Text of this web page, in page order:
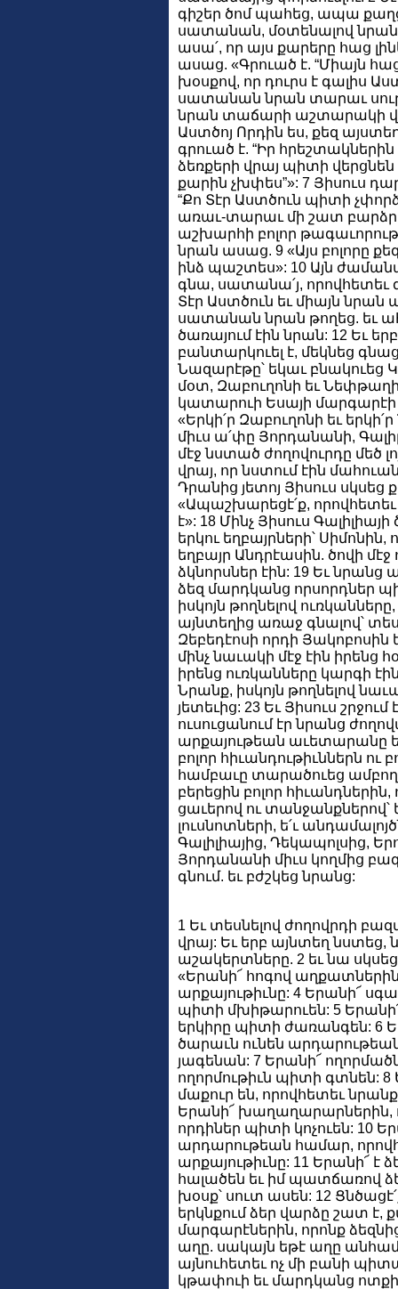
գիշեր ծոմ պահեց, ապա քաղց
սատանան, մօտենալով
ասա՛, որ այս քարերը հաց
ասաց. «Գրուած է. “Միայն
խօսքով, որ դուրս է գալիս
սատանան նրան տարաւ
նրան տաճարի աշտարակի
Աստծոյ Որդին ես, քեզ
գրուած է. “Իր
ձեռքերի վրայ պիտի
քարին չխփես”»: 7 Յիսուս
“Քո Տէր Աստծուն պիտի
առաւ-տարաւ մի շատ բարձր
աշխարհի բոլոր
նրան ասաց. 9 «Այս բոլորը
ինձ պաշտես»: 10 Այն
գնա, սատանա՛յ, որովհետեւ
Տէր Աստծուն եւ միայն
սատանան նրան թողեց. եւ
ծառայում էին նրան: 12 Եւ
բանտարկուել է, մեկնեց
Նազարէթը՝ եկաւ բնակուեց
մօտ, Զաբուղոնի եւ
կատարուի Եսայի
«Երկի՛ր Զաբուղոնի եւ
միւս ա՛փը Յորդանանի,
մէջ նստած ժողովուրդը մեծ
վրայ, որ նստում էին
Դրանից յետոյ Յիսուս սկսեց
«Ապաշխարեցէ՛ք, որովհետեւ
է»: 18 Մինչ Յիսուս
երկու եղբայրների՝ Սիմոնին,
եղբայր Անդրէասին. ծովի
ձկնորսներ էին: 19 Եւ նրանց
ձեզ մարդկանց որսորդներ
իսկոյն թողնելով
այնտեղից առաջ գնալով՝
Զեբեդէոսի որդի Յակոբոսին
մինչ նաւակի մէջ էին իրենց
իրենց ուռկանները կարգի
Նրանք, իսկոյն թողնելով
յետեւից: 23 Եւ Յիսուս շրջում
ուսուցանում էր նրանց
արքայութեան աւետարանը
բոլոր հիւանդութիւններն ու
համբաւը տարածուեց
բերեցին բոլոր
ցաւերով ու տանջանքներով՝
լուսնոտների, ե՛ւ
Գալիլիայից, Դեկապոլսից,
Յորդանանի միւս կողմից
գնում. եւ բժշկեց նրանց:
1 Եւ տեսնելով ժողովրդի
վրայ: Եւ երբ այնտեղ
աշակերտները. 2 եւ նա սկսեց
«Երանի՜ հոգով
արքայութիւնը: 4 Երանի՜
պիտի մխիթարուեն: 5
երկիրը պիտի ժառանգեն: 6
ծարաւն ունեն
յագենան: 7 Երանի՜
ողորմութիւն պիտի գտնեն:
մաքուր են, որովհետեւ
Երանի՜ խաղաղարարներին,
որդիներ պիտի կոչուեն: 10
արդարութեան համար,
արքայութիւնը: 11 Երանի՜ է
հալածեն եւ իմ պատճառով
խօսք՝ սուտ ասեն: 12
երկնքում ձեր վարձը շատ է,
մարգարէներին, որոնք
աղը. սակայն եթէ աղը
այնուհետեւ ոչ մի բանի
կթափուի եւ մարդկանց ոտքի